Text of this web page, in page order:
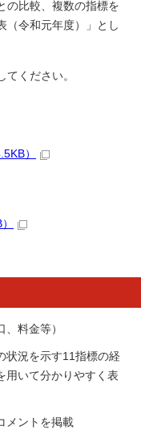
の比較、複数の指標を
（令和元年度）」とし
ください。
）
料金等）
状況を示す11指標の経
用いて分かりやすく表
メントを掲載